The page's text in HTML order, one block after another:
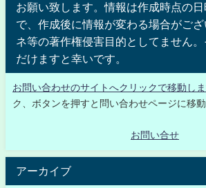
お願い致します。情報は作成時点の
で、作成後に情報が変わる場合がご
ネ等の著作権侵害目的としてません
だけますと幸いです。
お問い合わせのサイトへクリックで移動しま
ク、ボタンを押すと問い合わせページに移動
お問い合せ
アーカイブ